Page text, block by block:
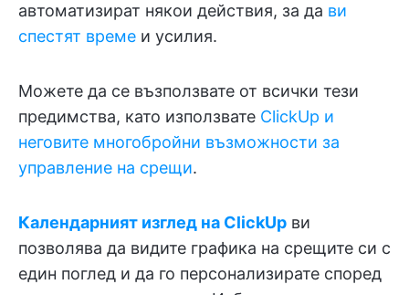
автоматизират някои действия, за да ви
спестят време и усилия.
Можете да се възползвате от всички тези
предимства, като използвате ClickUp и
неговите многобройни възможности за
управление на срещи.
Календарният изглед на ClickUp ви
позволява да видите графика на срещите си с
един поглед и да го персонализирате според